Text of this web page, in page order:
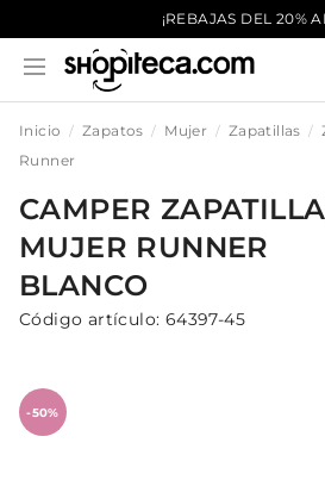
¡REBAJAS DEL 20%
Inicio Zapatos Mujer Zapatillas
Runner
CAMPER
MUJER RUNNER
BLANCO
Código artículo: 64397-45
-50%